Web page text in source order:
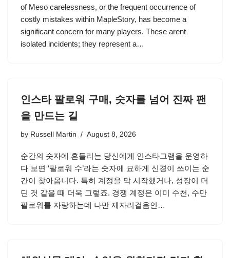
of Meso carelessness, or the frequent occurrence of
costly mistakes within MapleStory, has become a
significant concern for many players. These arent
isolated incidents; they represent a…
인스타 팔로워 구매, 숫자를 넘어 진짜 팬
을 만드는 길
by Russell Martin August 8, 2026
순간의 숫자에 흔들리는 당신에게 인스타그램을 운영하
다 보면 ‘팔로워 수’라는 숫자에 묘하게 신경이 쓰이는 순
간이 찾아옵니다. 특히 계정을 막 시작했거나, 성장이 더
딘 것 같을 때 더욱 그렇죠. 경쟁 계정은 이미 수천, 수만
팔로워를 자랑하는데 나만 제자리걸음인…